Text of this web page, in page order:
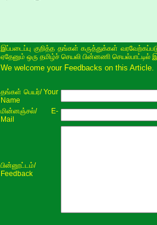
இப்படைப்பு குறித்த தங்கள் கருத்துக்கள்
ஏதேனும் ஒரு தமிழ்ச் செயலி பின்னணி செயல்பாட்டில்
We welcome your Feedbacks on this
தங்கள் பெயர்/ Your
Name
மின்னஞ்சல்/ E-
Mail
பின்னூட்டம்/
Feedback